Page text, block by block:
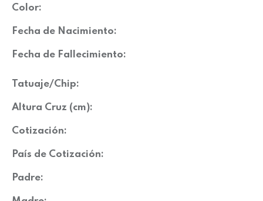
Color:
Fecha de Nacimiento:
Fecha de Fallecimiento:
Tatuaje/Chip:
Altura Cruz (cm):
Cotización:
País de Cotización:
Padre: